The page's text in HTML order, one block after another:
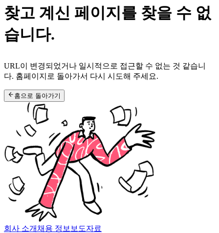
찾고 계신 페이지를 찾을 수 없
습니다.
URL이 변경되었거나 일시적으로 접근할 수 없는 것 같습니
다. 홈페이지로 돌아가서 다시 시도해 주세요.
홈으로 돌아가기
회사 소개 채용 정보 보도자료